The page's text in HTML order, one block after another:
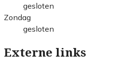
gesloten
Zondag
gesloten
Externe links